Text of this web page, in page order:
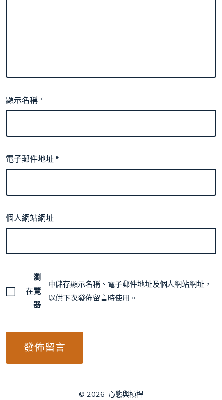
顯示名稱*
電子郵件地址*
個人網站網址
在
瀏
覽
器
中儲存顯示名稱、電子郵件地址及個人網站網址，
以供下次發佈留言時使用。
© 2026 心態與槓桿